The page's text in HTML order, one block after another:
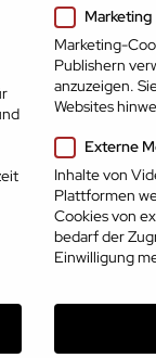
DatenschutzAGB
Marketing
Marketing-
Publishern
anzuzeigen.
Websites
Externe
Inhalte von
Plattformen
Cookies von
bedarf der
Einwilligung